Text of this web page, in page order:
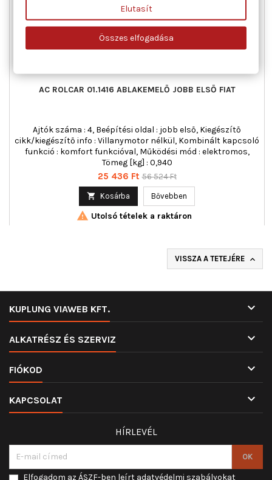
AC ROLCAR 01.1416 ABLAKEMELŐ JOBB ELSŐ FIAT
Ajtók száma : 4, Beépítési oldal : jobb első, Kiegészítő
cikk/kiegészítő info : Villanymotor nélkül, Kombinált kapcsoló
funkció : komfort funkcióval, Működési mód : elektromos,
Tömeg [kg] : 0,940
Ár
25 436 Ft Normál
56 524 Ft
 Kosárba Bővebben
 Utolsó tételek a raktáron
VISSZA A TETEJÉRE 
KUPLUNG VIAWEB KFT. 
ALKATRÉSZ ÉS SZERVIZ 
FIÓKOD 
KAPCSOLAT 
HÍRLEVÉL
Elfogadom az ÁSZF-ben leírt adatvédelmi szabályokat
Elutasít
Összes elfogadása